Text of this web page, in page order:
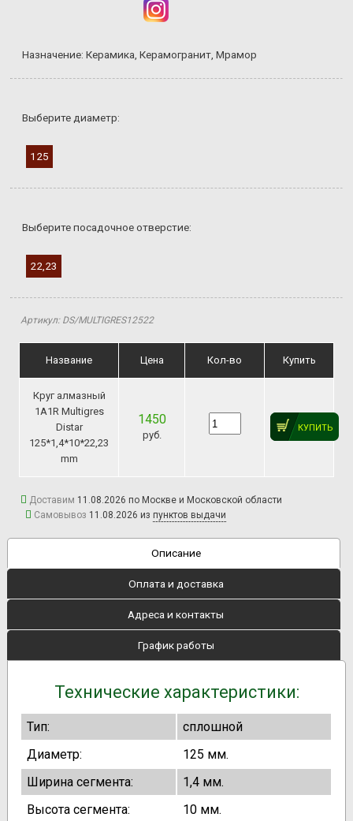
Назначение: Керамика, Керамогранит, Мрамор
Выберите диаметр:
125
Выберите посадочное отверстие:
22,23
Артикул: DS/MULTIGRES12522
Название Цена Кол-во Купить
Круг алмазный
1A1R Multigres
Distar
125*1,4*10*22,23
mm
1450
руб.
КУПИТЬ
Доставим 11.08.2026 по Москве и Московской области
Самовывоз 11.08.2026 из пунктов выдачи
Описание
Оплата и доставка
Адреса и контакты
График работы
Технические характеристики:
Тип:
сплошной
Диаметр:
125 мм.
Ширина сегмента:
1,4 мм.
Высота сегмента:
10 мм.